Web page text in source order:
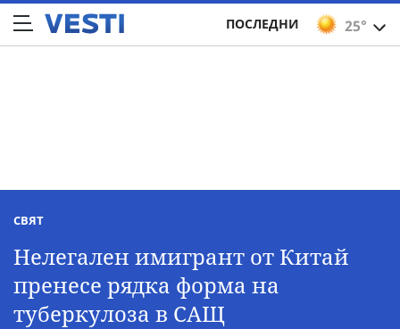
25°
ПОСЛЕДНИ
СВЯТ
Нелегален имигрант от Китай
пренесе рядка форма на
туберкулоза в САЩ